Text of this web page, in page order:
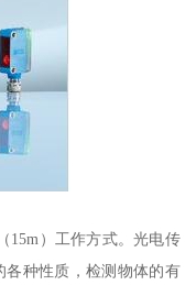
15m）工作方式。光电传
各种性质，检测物体的有